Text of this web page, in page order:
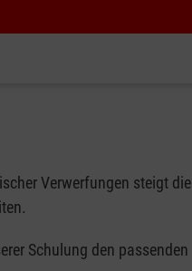
Verwerfungen steigt die
Schulung den passenden